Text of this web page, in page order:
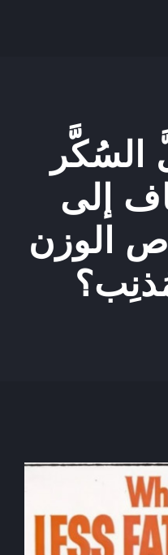
السُكَّر
إلى
الوزن